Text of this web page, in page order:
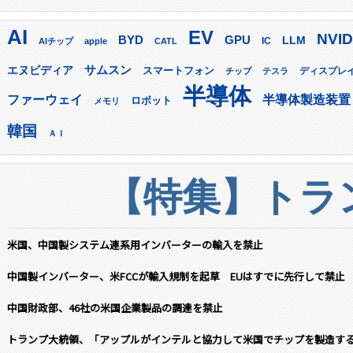
AI AIチップ apple BYD CATL EV GPU IC LLM
エヌビディア サムスン スマートフォン チップ テスラ ディスプレ
ファーウェイ メモリ ロボット 半導体 半導体製造装置
韓国 ＡＩ
【特集】ト
米国、中国製システム連系用インバーターの輸入を禁止
中国製インバーター、米FCCが輸入規制を起草 EUはすでに先行して禁止
中国財政部、46社の米国企業製品の調達を禁止
トランプ大統領、「アップルがインテルと協力して米国でチップを製造す